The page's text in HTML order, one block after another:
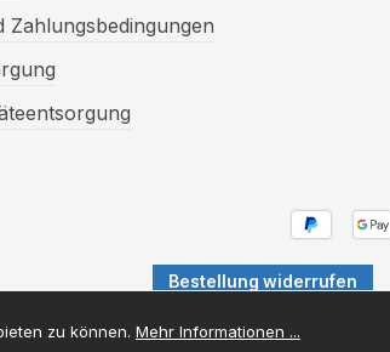
Zahlungsbedingungen
Bestellung widerrufen
zzgl. Versandkostenund ggf.
zu können. Mehr Informationen ...